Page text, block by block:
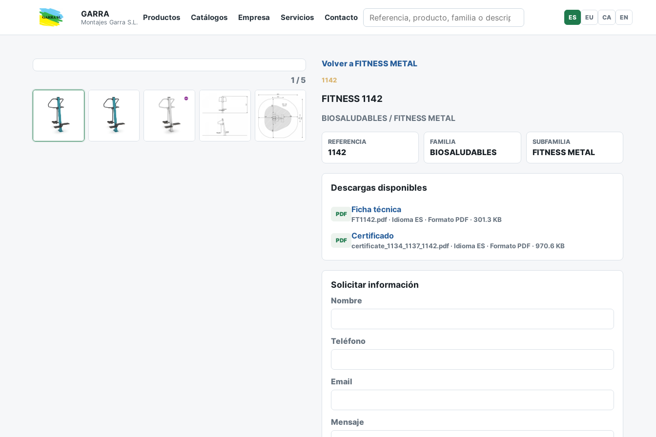
GARRA
Montajes Garra S.L.
Productos Catálogos Empresa Servicios Contacto Buscar en catálogo ES EU CA EN
1 / 5
Volver a FITNESS METAL
1142
FITNESS 1142
BIOSALUDABLES / FITNESS METAL
REFERENCIA
1142
FAMILIA
BIOSALUDABLES
SUBFAMILIA
FITNESS METAL
Descargas disponibles
PDF Ficha técnica
FT1142.pdf · Idioma ES · Formato PDF · 301.3 KB
PDF Certificado
certificate_1134_1137_1142.pdf · Idioma ES · Formato PDF · 970.6 KB
Solicitar información
Nombre
Teléfono
Email
Mensaje